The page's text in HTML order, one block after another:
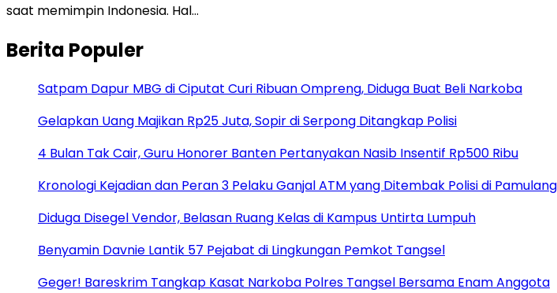
saat memimpin Indonesia. Hal…
Berita Populer
Satpam Dapur MBG di Ciputat Curi Ribuan Ompreng, Diduga Buat Beli Narkoba
Gelapkan Uang Majikan Rp25 Juta, Sopir di Serpong Ditangkap Polisi
4 Bulan Tak Cair, Guru Honorer Banten Pertanyakan Nasib Insentif Rp500 Ribu
Kronologi Kejadian dan Peran 3 Pelaku Ganjal ATM yang Ditembak Polisi di Pamulang
Diduga Disegel Vendor, Belasan Ruang Kelas di Kampus Untirta Lumpuh
Benyamin Davnie Lantik 57 Pejabat di Lingkungan Pemkot Tangsel
Geger! Bareskrim Tangkap Kasat Narkoba Polres Tangsel Bersama Enam Anggota